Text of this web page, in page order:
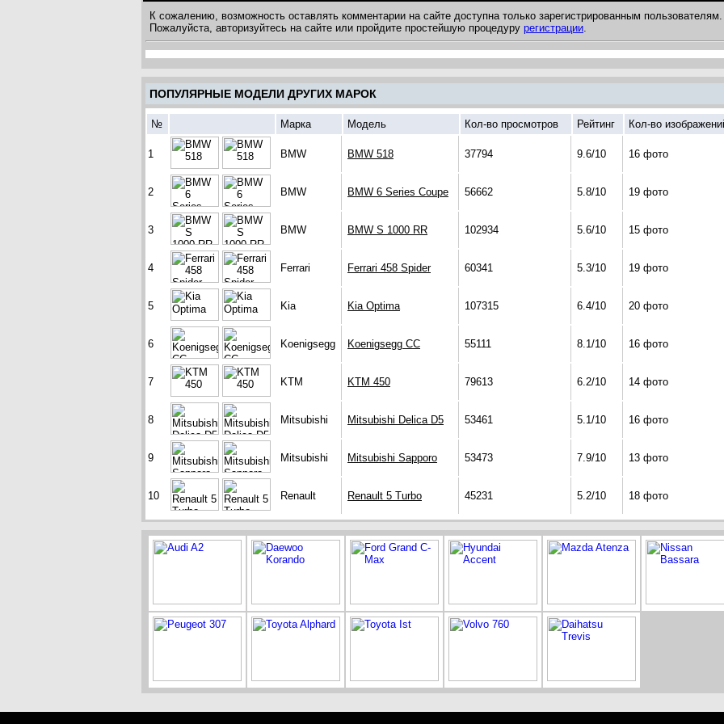
К сожалению, возможность оставлять комментарии на сайте доступна только зарегистрированным пользователям.
Пожалуйста, авторизуйтесь на сайте или пройдите простейшую процедуру регистрации.
ПОПУЛЯРНЫЕ МОДЕЛИ ДРУГИХ МАРОК
№ Марка Модель Кол-во просмотров Рейтинг Кол-во
1 BMW BMW 518 37794 9.6/10 16 фото
2 BMW BMW 6 Series Coupe 56662 5.8/10 19 фото
3 BMW BMW S 1000 RR 102934 5.6/10 15 фото
4 Ferrari Ferrari 458 Spider 60341 5.3/10 19 фото
5 Kia Kia Optima 107315 6.4/10 20 фото
6 Koenigsegg Koenigsegg CC 55111 8.1/10 16 фото
7 KTM KTM 450 79613 6.2/10 14 фото
8 Mitsubishi Mitsubishi Delica D5 53461 5.1/10 16 фото
9 Mitsubishi Mitsubishi Sapporo 53473 7.9/10 13 фото
10 Renault Renault 5 Turbo 45231 5.2/10 18 фото